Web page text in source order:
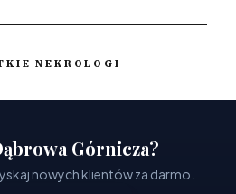
NEKROLOGI
Górnicza?
nowych klientów za darmo.